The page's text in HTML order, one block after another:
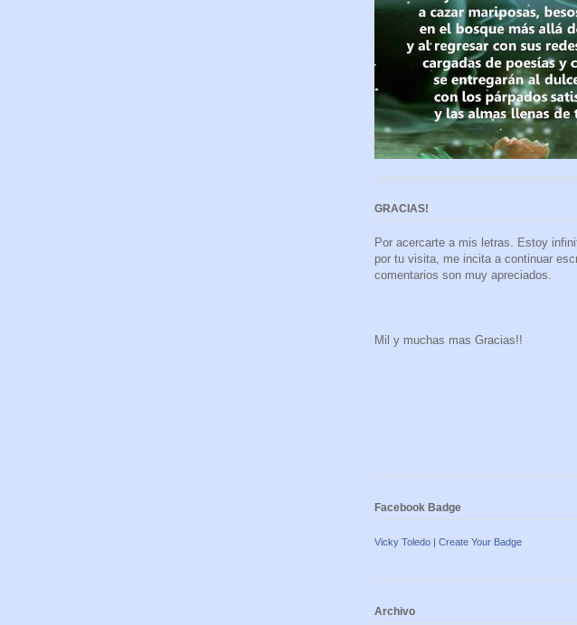
GRACIAS!
Por acercarte a mis letras. Estoy
por tu visita, me incita a continuar
comentarios son muy apreciados.
Mil y muchas mas Gracias!!
Facebook Badge
Vicky Toledo | Create Your Badge
Archivo